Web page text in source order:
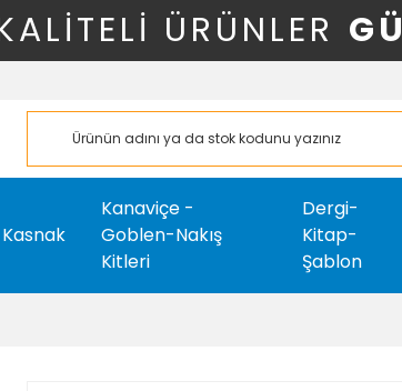
ÜRÜNLER
Kasnak
Kanaviçe -
Goblen-Nakış
Kitleri
Dergi-
Kitap-
Şablon